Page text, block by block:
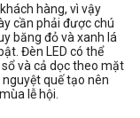
hàng, vì vậy
cần phải được chú
băng đỏ và xanh lá
Đèn LED có thể
và cả dọc theo mặt
quế tạo nên
lễ hội.